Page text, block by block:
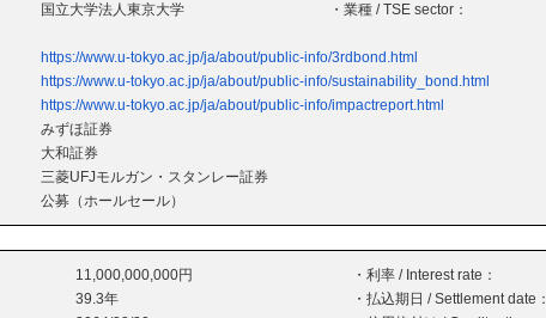
国立大学法人東京大学
・業種 / TSE sector：
https://www.u-tokyo.ac.jp/ja/about/public-info/3rdbond.html
https://www.u-tokyo.ac.jp/ja/about/public-info/sustainability_bond.html
https://www.u-tokyo.ac.jp/ja/about/public-info/impactreport.html
みずほ証券
大和証券
三菱UFJモルガン・スタンレー証券
公募（ホールセール）
11,000,000,000円 ・利率 / Interest rate：
39.3年
・払込期日 / Settlement date：